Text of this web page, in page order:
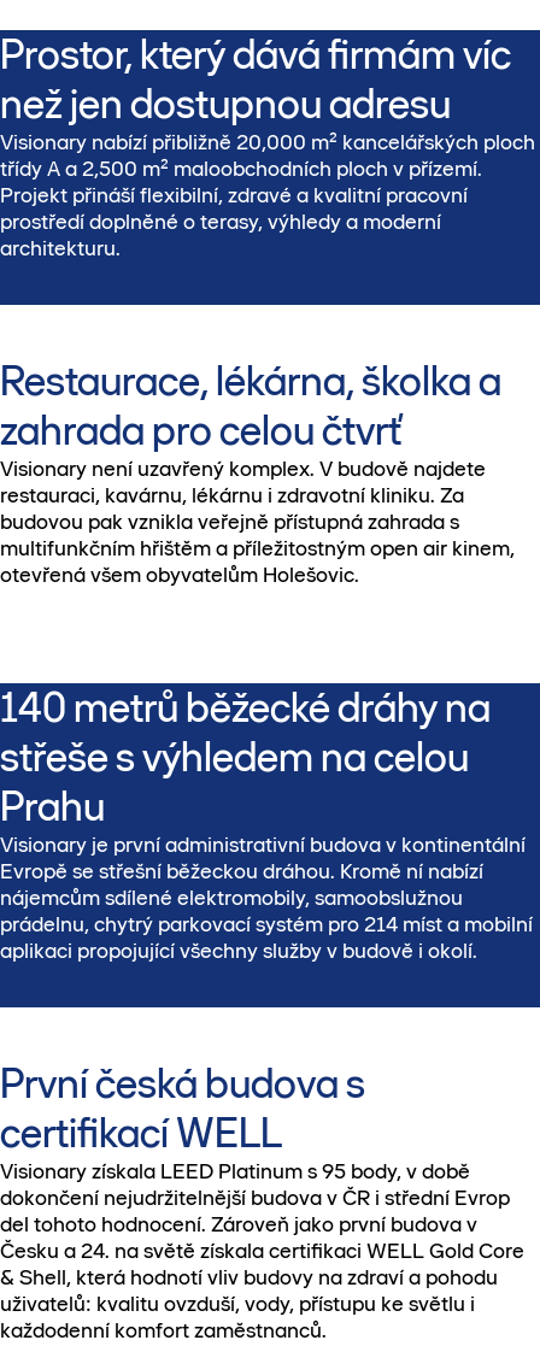
Prostor, který dává firmám víc
než jen dostupnou adresu
Visionary nabízí přibližně 20,000 m² kancelářských ploch
třídy A a 2,500 m² maloobchodních ploch v přízemí.
Projekt přináší flexibilní, zdravé a kvalitní pracovní
prostředí doplněné o terasy, výhledy a moderní
architekturu.
Restaurace, lékárna, školka a
zahrada pro celou čtvrť
Visionary není uzavřený komplex. V budově najdete
restauraci, kavárnu, lékárnu i zdravotní kliniku. Za
budovou pak vznikla veřejně přístupná zahrada s
multifunkčním hřištěm a příležitostným open air kinem,
otevřená všem obyvatelům Holešovic.
140 metrů běžecké dráhy na
střeše s výhledem na celou
Prahu
Visionary je první administrativní budova v kontinentální
Evropě se střešní běžeckou dráhou. Kromě ní nabízí
nájemcům sdílené elektromobily, samoobslužnou
prádelnu, chytrý parkovací systém pro 214 míst a mobilní
aplikaci propojující všechny služby v budově i okolí.
První česká budova s
certifikací WELL
Visionary získala LEED Platinum s 95 body, v době
dokončení nejudržitelnější budova v ČR i střední Evrop
del tohoto hodnocení. Zároveň jako první budova v
Česku a 24. na světě získala certifikaci WELL Gold Core
& Shell, která hodnotí vliv budovy na zdraví a pohodu
uživatelů: kvalitu ovzduší, vody, přístupu ke světlu i
každodenní komfort zaměstnanců.